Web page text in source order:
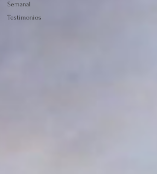
Semanal
Testimonios